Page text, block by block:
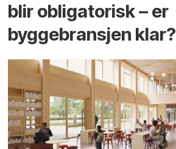
blir obligatorisk – er
byggebransjen klar?